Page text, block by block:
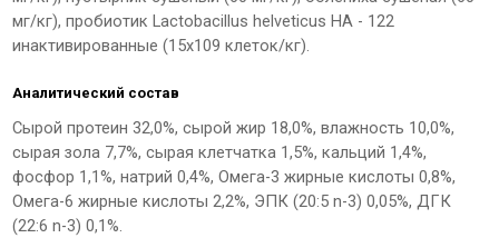
мг/кг), пробиотик Lactobacillus helveticus HA - 122
инактивированные (15х109 клеток/кг).
Аналитический состав
Сырой протеин 32,0%, сырой жир 18,0%, влажность 10,0%,
сырая зола 7,7%, сырая клетчатка 1,5%, кальций 1,4%,
фосфор 1,1%, натрий 0,4%, Омега-3 жирные кислоты 0,8%,
Омега-6 жирные кислоты 2,2%, ЭПК (20:5 n-3) 0,05%, ДГК
(22:6 n-3) 0,1%.